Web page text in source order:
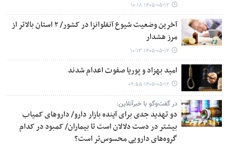
۱۴۰۵-۰۵-۱۲ ۱۰:۱۸
آخرین وضعیت شیوع آنفلوانزا در کشور/ ۲ استان بالاتر از
مرز هشدار
۱۴۰۵-۰۵-۱۲ ۱۰:۱۳
امید بهزاد و پوریا صفوت اعدام شدند
۱۴۰۵-۰۵-۱۲ ۰۹:۵۵
در گفت‌وگو با خبرآنلاین:
دو تهدید جدی برای آینده بازار دارو/ داروهای کمیاب
بیشتر در دست دلالان است تا بیماران/ کمبود در کدام
گروه‌های دارویی محسوس‌تر است؟